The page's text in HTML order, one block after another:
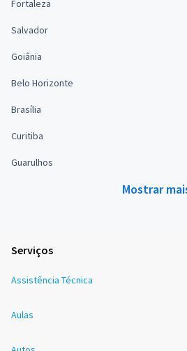
Fortaleza
Salvador
Goiânia
Belo Horizonte
Brasília
Curitiba
Guarulhos
Mostrar
Serviços
Assistência Técnica
Aulas